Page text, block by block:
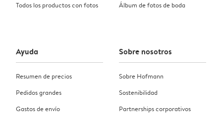
Todos los productos con fotos
Álbum de fotos de boda
Ayuda
Resumen de precios
Pedidos grandes
Gastos de envío
Sobre nosotros
Sobre Hofmann
Sostenibilidad
Partnerships corporativos